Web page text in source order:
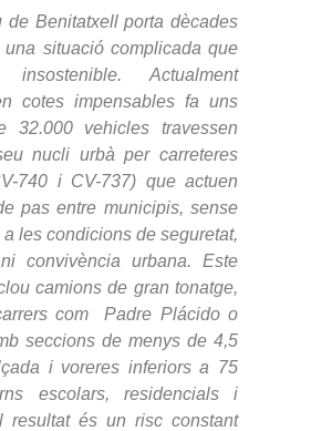
de Benitatxell porta dècades
una situació complicada que
Actualment
cotes impensables fa uns
32.000 vehicles travessen
nucli urbà per carreteres
740 i CV-737) que actuen
pas entre municipis, sense
les condicions de seguretat,
convivència urbana. Este
camions de gran tonatge,
com Padre Plácido o
seccions de menys de 4,5
i voreres inferiors a 75
escolars, residencials i
resultat és un risc constant